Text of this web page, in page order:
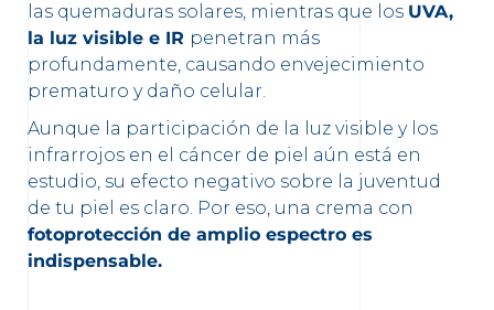
las quemaduras solares, mientras que los UVA,
la luz visible e IR penetran más
profundamente, causando envejecimiento
prematuro y daño celular.
Aunque la participación de la luz visible y los
infrarrojos en el cáncer de piel aún está en
estudio, su efecto negativo sobre la juventud
de tu piel es claro. Por eso, una crema con
fotoprotección de amplio espectro es
indispensable.